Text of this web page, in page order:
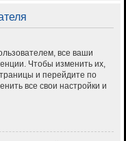
все ваши
Чтобы изменить их,
и перейдите по
все свои настройки и